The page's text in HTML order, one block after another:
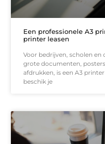
Een professionele A3
printer leasen
Voor bedrijven, scholen
grote documenten,
afdrukken, is een A3
beschik je